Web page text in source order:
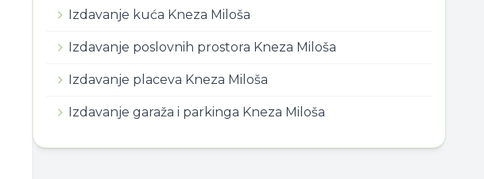
Izdavanje kuća Kneza Miloša
Izdavanje poslovnih prostora Kneza Miloša
Izdavanje placeva Kneza Miloša
Izdavanje garaža i parkinga Kneza Miloša